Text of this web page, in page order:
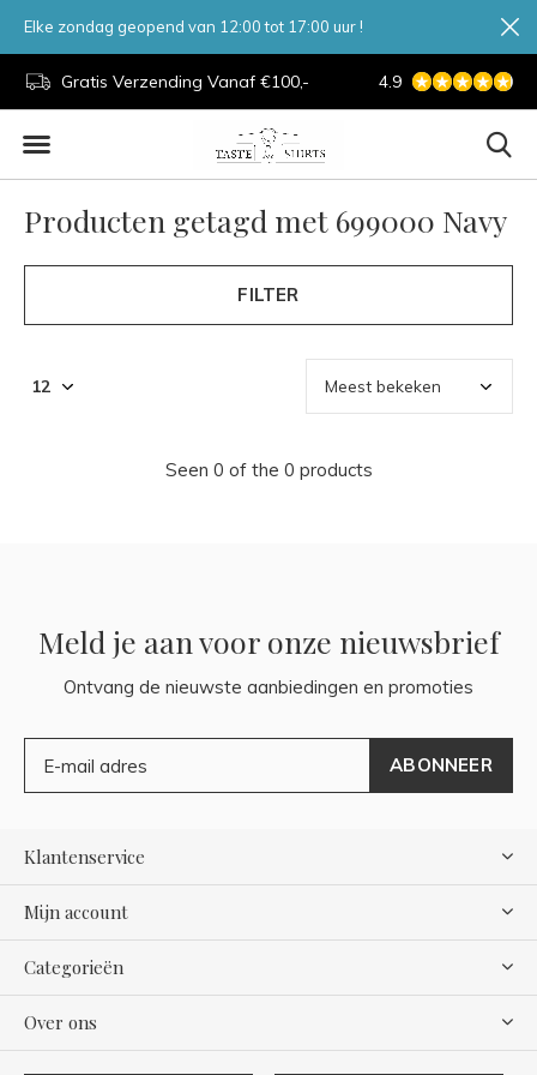
Gratis Verzending Vanaf €100,- 7 Dagen Per
4.9
Elke zondag geopend van 12:00 tot 17:00 uur !
Producten getagd met 699000 Navy
FILTER
Seen 0 of the 0 products
Meld je aan voor onze nieuwsbrief
Ontvang de nieuwste aanbiedingen en promoties
ABONNEER
Klantenservice
Mijn account
Categorieën
Over ons